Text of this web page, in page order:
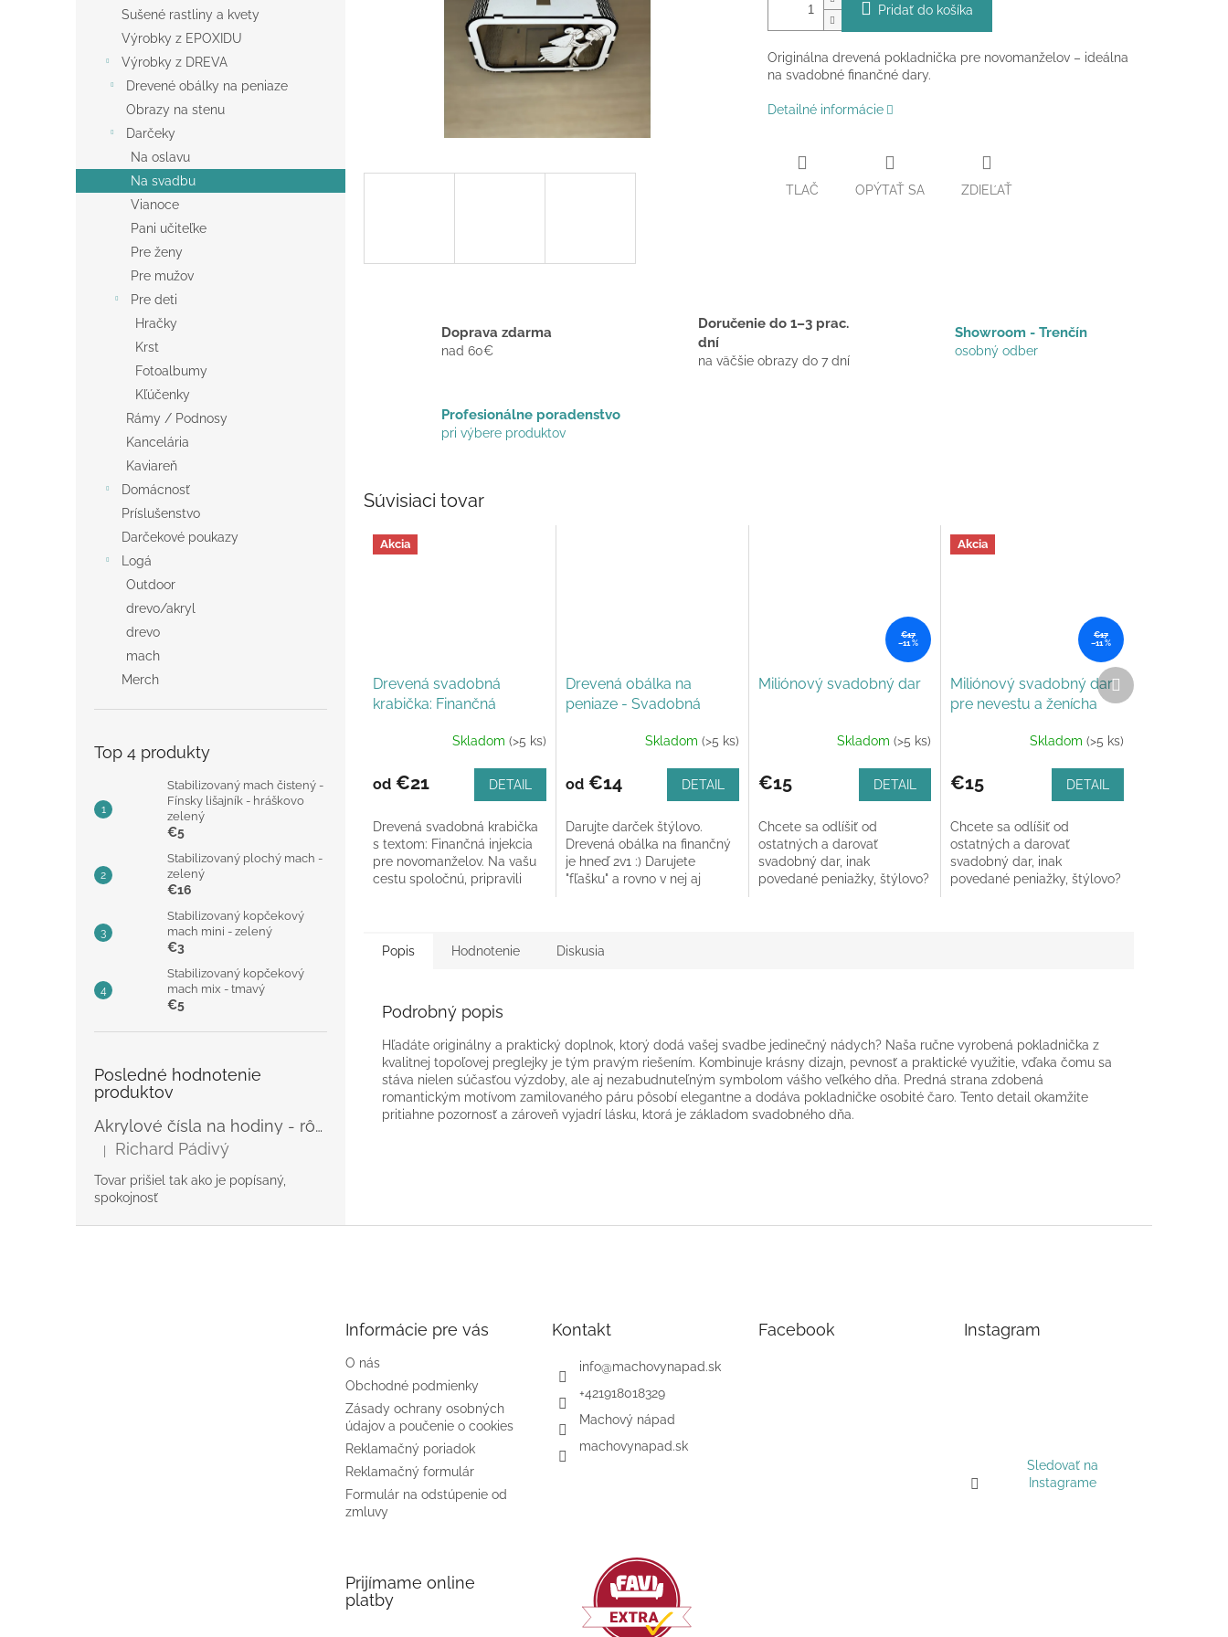
Sušené rastliny a kvety
Výrobky z EPOXIDU
Výrobky z DREVA
Drevené obálky na peniaze
Obrazy na stenu
Darčeky
Na oslavu
Na svadbu
Vianoce
Pani učiteľke
Pre ženy
Pre mužov
Pre deti
Hračky
Krst
Fotoalbumy
Kľúčenky
Rámy / Podnosy
Kancelária
Kaviareň
Domácnosť
Príslušenstvo
Darčekové poukazy
Logá
Outdoor
drevo/akryl
drevo
mach
Merch
Top 4 produkty
Stabilizovaný mach čistený -
Fínsky lišajník - hráškovo
zelený
€5
Stabilizovaný plochý mach -
zelený
€16
Stabilizovaný kopčekový
mach mini - zelený
€3
Stabilizovaný kopčekový
mach mix - tmavý
€5
Posledné hodnotenie
produktov
Akrylové čísla na hodiny - rôzne
Hodnotenie produktu je 5 z 5 hviezdičiek.
| Richard Pádivý
Tovar prišiel tak ako je popísaný,
spokojnosť
Pridať do košíka
Originálna drevená pokladnička pre novomanželov – ideálna
na svadobné finančné dary.
Detailné informácie
TLAČ OPÝTAŤ SA ZDIEĽAŤ
Doprava zdarma
nad 60€
Doručenie do 1–3 prac.
dní
na väčšie obrazy do 7 dní
Showroom - Trenčín
osobný odber
Profesionálne poradenstvo
pri výbere produktov
Súvisiaci tovar
Akcia
Drevená svadobná
krabička: Finančná
Skladom (>5 ks)
od €21 DETAIL
Drevená svadobná krabička
s textom: Finančná injekcia
pre novomanželov. Na vašu
cestu spoločnú, pripravili
Drevená obálka na
peniaze - Svadobná
Skladom (>5 ks)
od€14 DETAIL
Darujte darček štýlovo.
Drevená obálka na finančný
je hneď 2v1 :) Darujete
"fľašku" a rovno v nej aj
€17
–11 %
Miliónový svadobný dar
Skladom(>5 ks)
€15 DETAIL
Chcete sa odlíšiť od
ostatných a darovať
svadobný dar, inak
povedané peniažky, štýlovo?
Akcia
€17
–11 %
Miliónový svadobný dar
pre nevestu a ženícha
Skladom (>5 ks)
€15 DETAIL
Chcete sa odlíšiť od
ostatných a darovať
svadobný dar, inak
povedané peniažky, štýlovo?
Ďalší
produkt
Popis Hodnotenie Diskusia
Podrobný popis
Hľadáte originálny a praktický doplnok, ktorý dodá vašej svadbe jedinečný nádych? Naša ručne vyrobená pokladnička z
kvalitnej topoľovej preglejky je tým pravým riešením. Kombinuje krásny dizajn, pevnosť a praktické využitie, vďaka čomu sa
stáva nielen súčasťou výzdoby, ale aj nezabudnuteľným symbolom vášho veľkého dňa. Predná strana zdobená
romantickým motívom zamilovaného páru pôsobí elegantne a dodáva pokladničke osobité čaro. Tento detail okamžite
pritiahne pozornosť a zároveň vyjadrí lásku, ktorá je základom svadobného dňa.
Informácie pre vás
O nás
Obchodné podmienky
Zásady ochrany osobných
údajov a poučenie o cookies
Reklamačný poriadok
Reklamačný formulár
Formulár na odstúpenie od
zmluvy
Kontakt
info@machovynapad.sk
+421918018329
Machový nápad
machovynapad.sk
Facebook Instagram
Sledovať na
Instagrame
Prijímame online
platby